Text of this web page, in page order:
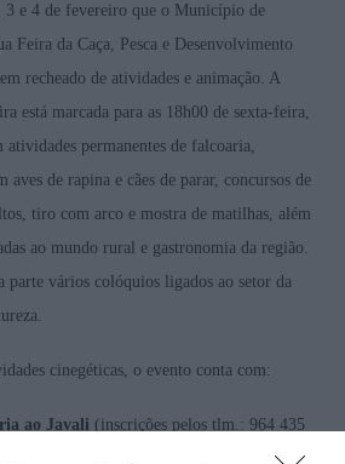
3 e 4 de fevereiro que o Município de
Feira da Caça, Pesca e Desenvolvimento
recheado de atividades e animação. A
está marcada para as 18h00 de sexta-feira,
atividades permanentes de falcoaria,
aves de rapina e cães de parar, concursos de
tiro com arco e mostra de matilhas, além
ao mundo rural e gastronomia da região.
parte vários colóquios ligados ao setor da
cinegéticas, o evento conta com:
ao Javali (inscrições pelos tlm.: 964 435